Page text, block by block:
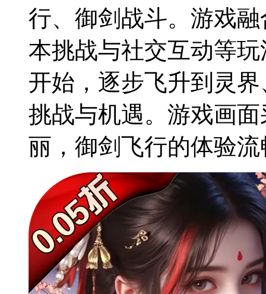
行、御剑战斗。游戏
本挑战与社交互动等
开始，逐步飞升到灵
挑战与机遇。游戏画
丽，御剑飞行的体验